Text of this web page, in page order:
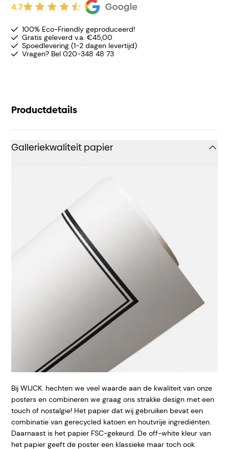
4.7
100% Eco-Friendly geproduceerd!
Gratis geleverd v.a. €45,00
Spoedlevering (1-2 dagen levertijd)
Vragen? Bel 020-348 48 73
Productdetails
Galleriekwaliteit papier
Bij WIJCK. hechten we veel waarde aan de kwaliteit van onze
posters en combineren we graag ons strakke design met een
touch of nostalgie! Het papier dat wij gebruiken bevat een
combinatie van gerecycled katoen en houtvrije ingrediënten.
Daarnaast is het papier FSC-gekeurd. De off-white kleur van
het papier geeft de poster een klassieke maar toch ook